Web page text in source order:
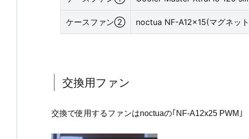
ケースファン② noctua NF-A12x15(マグネッ
交換用ファン
交換で使用するファンはnoctuaの｢NF-A12x25 PWM｣